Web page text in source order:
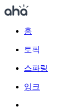
홈
토픽
스파링
잉크